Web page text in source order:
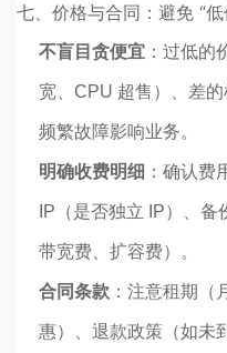
七、价格与合同：避免 “低
不盲目贪便宜 ：过低的
宽、CPU 超售）、差
频繁故障影响业务。
明确收费明细 ：确认费
IP（是否独立 IP）、
带宽费、扩容费）。
合同条款 ：注意租期（
惠）、退款政策（如未